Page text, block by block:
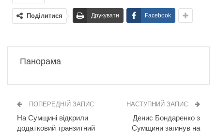
Поділитися Друкувати Facebook
Панорама
ПОПЕРЕДНІЙ ЗАПИС
На Сумщині відкрили
додатковий транзитний
НАСТУПНИЙ ЗАПИС
Денис Бондаренко з
Сумщини загинув на